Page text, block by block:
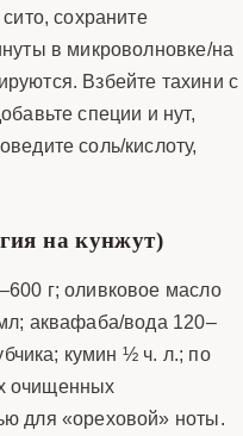
сохраните
в микроволновке/на
Взбейте тахини с
специи и нут,
соль/кислоту,
на кунжут)
г; оливковое масло
аквафаба/вода 120–
кумин ½ ч. л.; по
очищенных
для «ореховой» ноты.